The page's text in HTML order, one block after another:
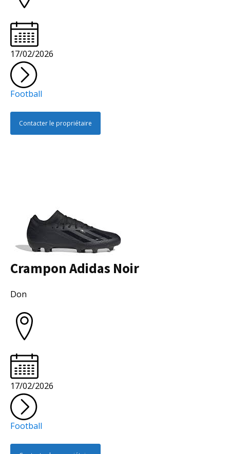
17/02/2026
Football
Contacter le propriétaire
Crampon Adidas Noir
Don
17/02/2026
Football